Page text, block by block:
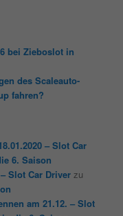
bei Zieboslot in
des Scaleauto-
fahren?
– Slot Car
6. Saison
Slot Car Driver zu
am 21.12. – Slot